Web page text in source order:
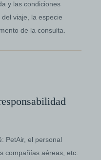
y las condiciones
viaje, la especie
de la consulta.
PetAir, el personal
compañías aéreas, etc.